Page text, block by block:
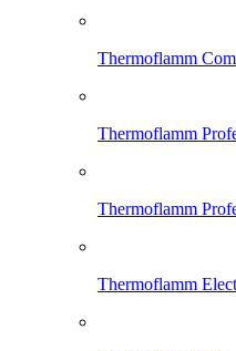
Thermoflamm
Thermoflamm
Thermoflamm
Thermoflamm